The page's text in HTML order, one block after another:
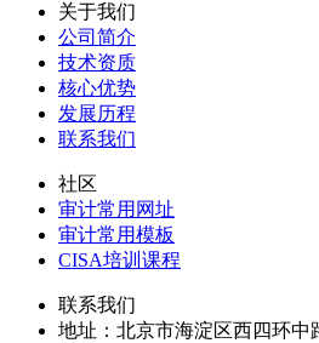
关于我们
公司简介
技术资质
核心优势
发展历程
联系我们
社区
审计常用网址
审计常用模板
CISA培训课程
联系我们
地址： 北京市海淀区西四环中